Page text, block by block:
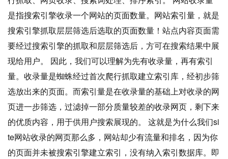
是指搜索引擎收录一个网站的页面数量。网站索引量，就是
搜索引擎抓取层层筛选后选取的页面数量！站点内容页面需
要经过搜索引擎的抓取和层层筛选后，方可在搜索结果中展
现给用户。 因此，我们可以理解为先有收录量，再有索引
量。收录量是蜘蛛经过首次爬行抓取建立索引库，经初步筛
选放出来的页面。而索引量是在收录量的基础上对收录的网
页进一步筛选，过滤掉一部分质量较差的收录网页，剩下来
的优质内容，用于供用户搜索展现的。 这就是为什么我们si
te网站收录的网页那么多，网站却少有流量和排名，因为你
的页面并未被搜索引擎建立索引，没有纳入索引数据库。即